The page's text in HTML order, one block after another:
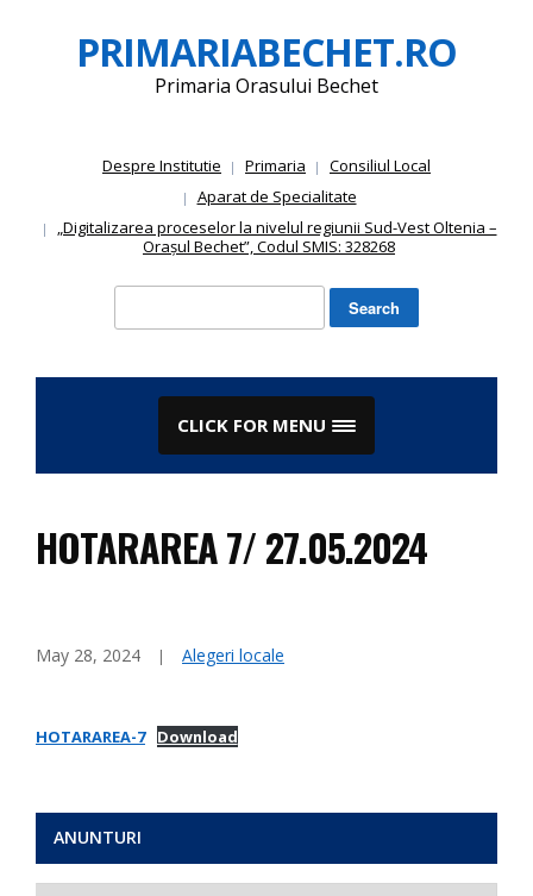
to
content
PRIMARIABECHET.RO
Primaria Orasului Bechet
Despre Institutie Primaria
Consiliul Local
Aparat de Specialitate
„Digitalizarea proceselor la nivelul regiunii Sud-Vest Oltenia –
Orașul Bechet”, Codul SMIS: 328268
CLICK FOR MENU
HOTARAREA 7/ 27.05.2024
May 28, 2024 Alegeri locale
HOTARAREA-7 Download
ANUNTURI